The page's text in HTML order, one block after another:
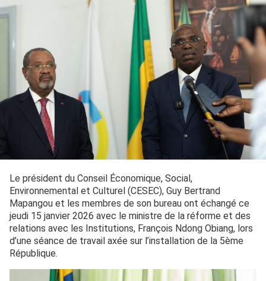
Le président du Conseil Économique, Social,
Environnemental et Culturel (CESEC), Guy Bertrand
Mapangou et les membres de son bureau ont échangé ce
jeudi 15 janvier 2026 avec le ministre de la réforme et des
relations avec les Institutions, François Ndong Obiang, lors
d’une séance de travail axée sur l’installation de la 5ème
République.